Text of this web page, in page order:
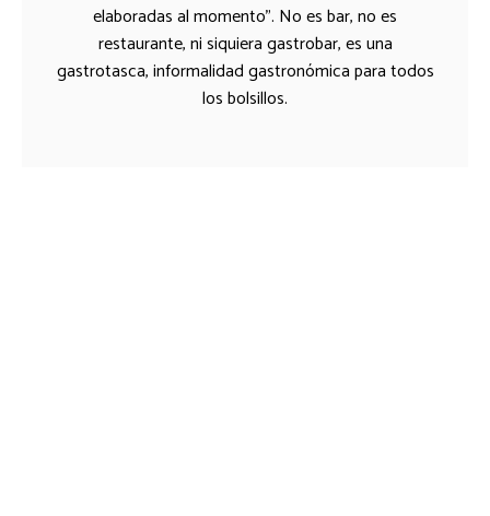
elaboradas al momento". No es bar, no es
restaurante, ni siquiera gastrobar, es una
gastrotasca, informalidad gastronómica para todos
los bolsillos.